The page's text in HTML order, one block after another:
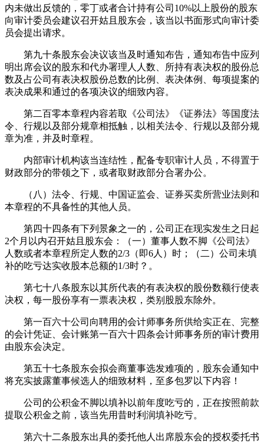
内未做出反馈的，零丁或者合计持有公司10%以上股份的股东
向审计委员会建议召开姑且股东会，该当以书面形式向审计委
员会提出请求。
第九十条股东会决议该当及时通知布告，通知布告中应列
明出席会议的股东和代办署理人人数、所持有表决权的股份总
数及占公司有表决权股份总数的比例、表决体例、每项提案的
表决成果和通过的各项决议的细致内容。
第二百零本章程内容若取《公司法》《证券法》等国度法
令、行规以及部分规章相抵触，以相关法令、行规以及部分规
章为准，并及时章程。
内部审计机构该当连结性，配备专职审计人员，不得置于
财政部分的带领之下，或者取财政部分合署办公。
（八）法令、行规、中国证监会、证券买卖所营业法则和
本章程的不具备性的其他人员。
第四十四条有下列景象之一的，公司正在现实发生之日起
2个月以内召开姑且股东会：（一）董事人数不脚《公司法》
人数或者本章程所定人数的2/3（即6人）时；（二）公司未填
补的吃亏达实收股本总额的1/3时？。
第七十八条股东以其所代表的有表决权的股份数额行使表
决权，每一股份享有一票表决权，类别股股东除外。
第一百六十公司向聘用的会计师事务所供给实正在、完整
的会计凭证、会计账第一百六十四条会计师事务所的审计费用
由股东会决定。
第五十七条股东会拟会商董事选发难项的，股东会通知中
将充实披露董事候选人的细致材料，至多包罗以下内容！
公司的公积金不脚以填补以前年度吃亏的，正在按照前款
提取公积金之前，该当先用昔时利润填补吃亏。
第六十二条股东出具的委托他人出席股东会的授权委托书